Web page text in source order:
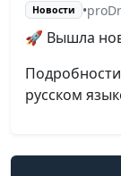
Новости •
🚀 Вышла
русском